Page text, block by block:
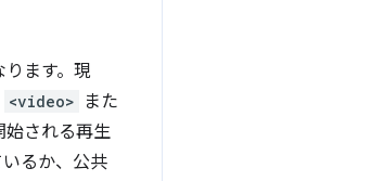
ます。現
<video>
また
始される再生
るか、公共